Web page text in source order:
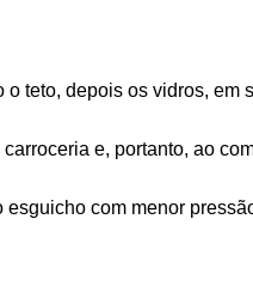
teto, depois os vidros, em
e, portanto, ao
com menor